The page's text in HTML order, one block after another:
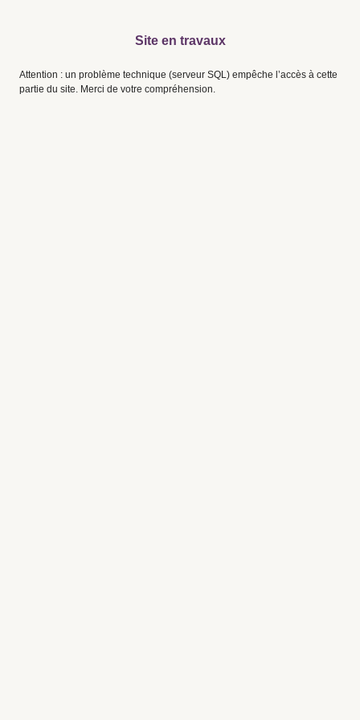
Site en travaux
Attention : un problème technique (serveur SQL) empêche l’accès à cette
partie du site. Merci de votre compréhension.